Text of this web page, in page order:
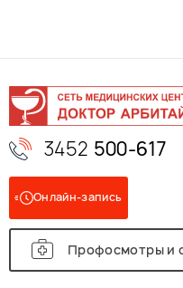
3452 500-617
Онлайн-запись
Профосмотры и